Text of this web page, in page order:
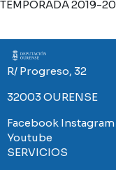
TEMPORADA 2019-
Imaxe
R/ Progreso, 32
32003 OURENSE
Facebook Instagram
Youtube
SERVICIOS